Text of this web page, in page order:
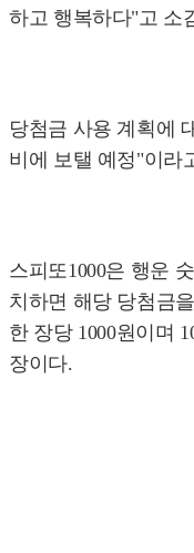
하고 행복하다"고 소
당첨금 사용 계획에
비에 보탤 예정"이라
스피또1000은 행운
치하면 해당 당첨금
한 장당 1000원이며
장이다.